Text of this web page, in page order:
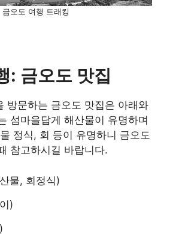
금오도 여행 트래킹
: 금오도 맛집
방문하는 금오도 맛집은 아래와
섬마을답게 해산물이 유명하며
정식, 회 등이 유명하니 금오도
참고하시길 바랍니다.
물, 회정식)
)